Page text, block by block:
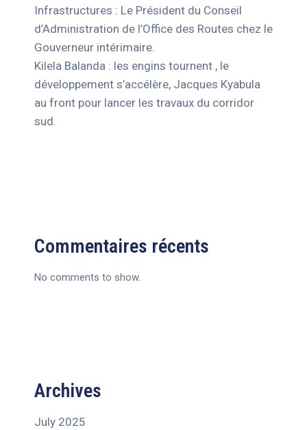
Infrastructures : Le Président du Conseil
d’Administration de l’Office des Routes chez le
Gouverneur intérimaire.
Kilela Balanda : les engins tournent , le
développement s’accélère, Jacques Kyabula
au front pour lancer les travaux du corridor
sud.
Commentaires récents
No comments to show.
Archives
July 2025